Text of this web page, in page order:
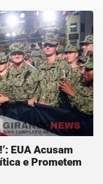
EUA Acusam
e Prometem